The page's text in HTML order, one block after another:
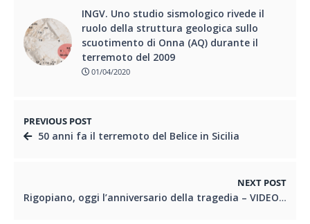
INGV. Uno studio sismologico rivede il
ruolo della struttura geologica sullo
scuotimento di Onna (AQ) durante il
terremoto del 2009
01/04/2020
PREVIOUS POST
50 anni fa il terremoto del Belice in Sicilia
NEXT POST
Rigopiano, oggi l’anniversario della tragedia – VIDEO